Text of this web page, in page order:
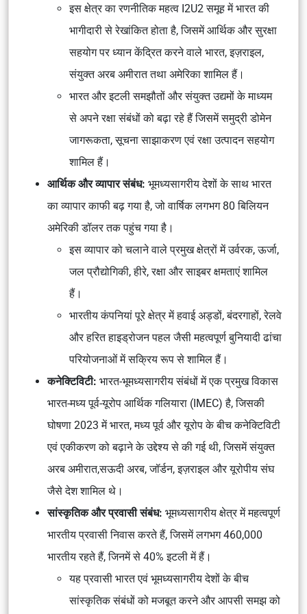
इस क्षेत्र का रणनीतिक महत्व I2U2 समूह में भारत की
भागीदारी से रेखांकित होता है, जिसमें आर्थिक और सुरक्षा
सहयोग पर ध्यान केंद्रित करने वाले भारत, इज़राइल,
संयुक्त अरब अमीरात तथा अमेरिका शामिल हैं।
भारत और इटली समझौतों और संयुक्त उद्यमों के माध्यम
से अपने रक्षा संबंधों को बढ़ा रहे हैं जिसमें समुद्री डोमेन
जागरूकता, सूचना साझाकरण एवं रक्षा उत्पादन सहयोग
शामिल हैं।
आर्थिक और व्यापार संबंध: भूमध्यसागरीय देशों के साथ भारत
का व्यापार काफी बढ़ गया है, जो वार्षिक लगभग 80 बिलियन
अमेरिकी डॉलर तक पहुंच गया है।
इस व्यापार को चलाने वाले प्रमुख क्षेत्रों में उर्वरक, ऊर्जा,
जल प्रौद्योगिकी, हीरे, रक्षा और साइबर क्षमताएं शामिल
हैं।
भारतीय कंपनियां पूरे क्षेत्र में हवाई अड्डों, बंदरगाहों, रेलवे
और हरित हाइड्रोजन पहल जैसी महत्वपूर्ण बुनियादी ढांचा
परियोजनाओं में सक्रिय रूप से शामिल हैं।
कनेक्टिविटी: भारत-भूमध्यसागरीय संबंधों में एक प्रमुख विकास
भारत-मध्य पूर्व-यूरोप आर्थिक गलियारा (IMEC) है, जिसकी
घोषणा 2023 में भारत, मध्य पूर्व और यूरोप के बीच कनेक्टिविटी
एवं एकीकरण को बढ़ाने के उद्देश्य से की गई थी, जिसमें संयुक्त
अरब अमीरात,सऊदी अरब, जॉर्डन, इज़राइल और यूरोपीय संघ
जैसे देश शामिल थे।
सांस्कृतिक और प्रवासी संबंध: भूमध्यसागरीय क्षेत्र में महत्वपूर्ण
भारतीय प्रवासी निवास करते हैं, जिसमें लगभग 460,000
भारतीय रहते हैं, जिनमें से 40% इटली में हैं।
यह प्रवासी भारत एवं भूमध्यसागरीय देशों के बीच
सांस्कृतिक संबंधों को मजबूत करने और आपसी समझ को